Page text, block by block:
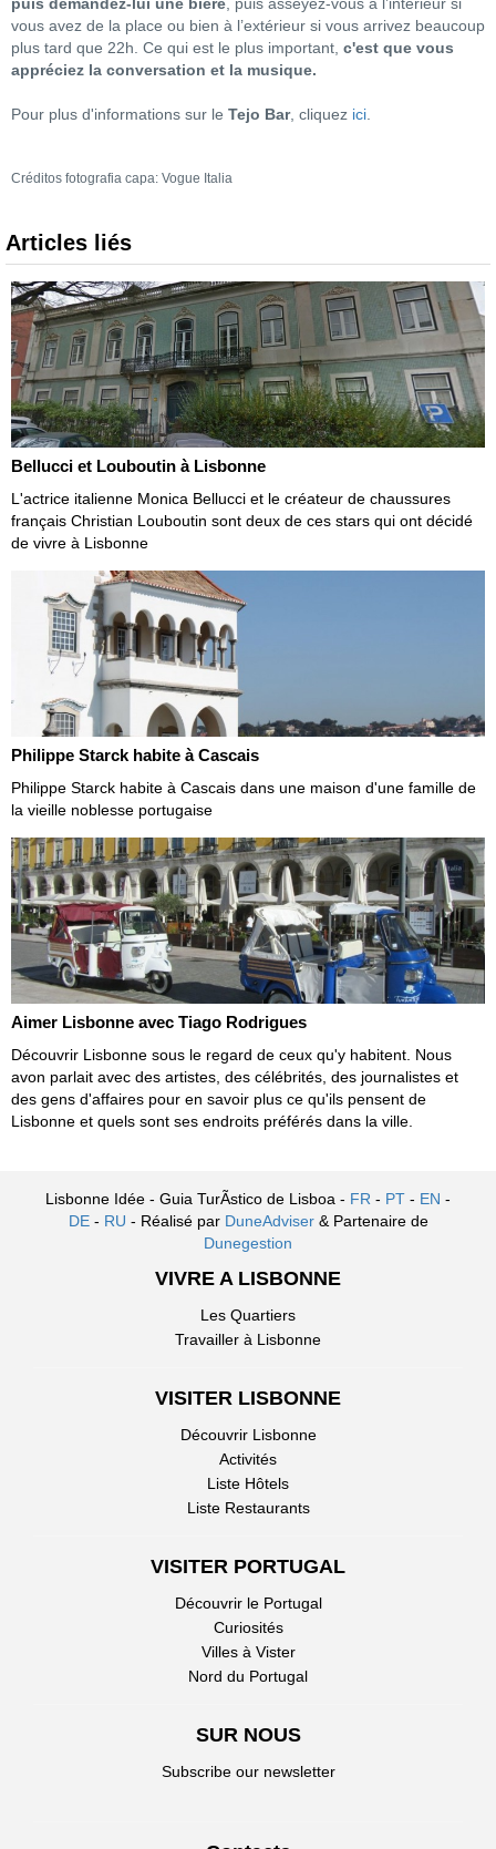
puis demandez-lui une bière, puis asseyez-vous à l’intérieur si
vous avez de la place ou bien à l’extérieur si vous arrivez beaucoup
plus tard que 22h. Ce qui est le plus important, c'est que vous
appréciez la conversation et la musique.
Pour plus d'informations sur le Tejo Bar, cliquez ici.
Créditos fotografia capa: Vogue Italia
Articles liés
Bellucci et Louboutin à Lisbonne
L'actrice italienne Monica Bellucci et le créateur de chaussures
français Christian Louboutin sont deux de ces stars qui ont décidé
de vivre à Lisbonne
Philippe Starck habite à Cascais
Philippe Starck habite à Cascais dans une maison d'une famille de
la vieille noblesse portugaise
Aimer Lisbonne avec Tiago Rodrigues
Découvrir Lisbonne sous le regard de ceux qu'y habitent. Nous
avon parlait avec des artistes, des célébrités, des journalistes et
des gens d'affaires pour en savoir plus ce qu'ils pensent de
Lisbonne et quels sont ses endroits préférés dans la ville.
Lisbonne Idée - Guia TurÃ­stico de Lisboa - FR - PT - EN -
DE- RU - Réalisé par DuneAdviser & Partenaire de
Dunegestion
VIVRE A LISBONNE
Les Quartiers
Travailler à Lisbonne
VISITER LISBONNE
Découvrir Lisbonne
Activités
Liste Hôtels
Liste Restaurants
VISITER PORTUGAL
Découvrir le Portugal
Curiosités
Villes à Vister
Nord du Portugal
SUR NOUS
Subscribe our newsletter